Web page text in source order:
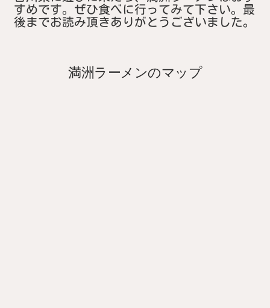
すめです。ぜひ食べに行ってみて下さい。最
後までお読み頂きありがとうございました。
満洲ラーメンのマップ